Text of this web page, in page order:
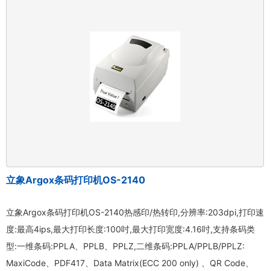
立象Argox条码打印机OS-2140
立象Argox条码打印机OS-2140热感印/热转印,分辨率:203dpi,打印速
度:最高4ips,最大打印长度:100吋,最大打印宽度:4.16吋,支持条码类
型:一维条码:PPLA、PPLB、PPLZ,二维条码:PPLA/PPLB/PPLZ:
MaxiCode、PDF417、Data Matrix(ECC 200 only) 、QR Code、